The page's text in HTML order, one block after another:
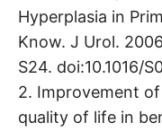
Hyperplasia in
Know. J Urol.
S24. doi:10.1016/
2. Improvement
quality of life in